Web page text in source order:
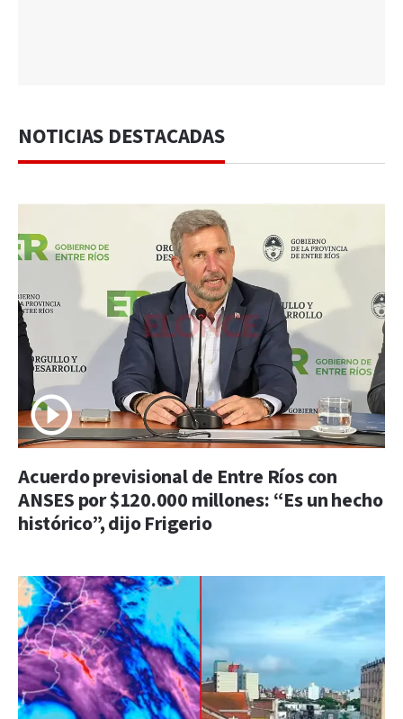
NOTICIAS DESTACADAS
Acuerdo previsional de Entre Ríos con
ANSES por $120.000 millones: “Es un hecho
histórico”, dijo Frigerio